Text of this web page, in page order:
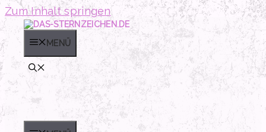
Zum Inhalt springen
MENÜ